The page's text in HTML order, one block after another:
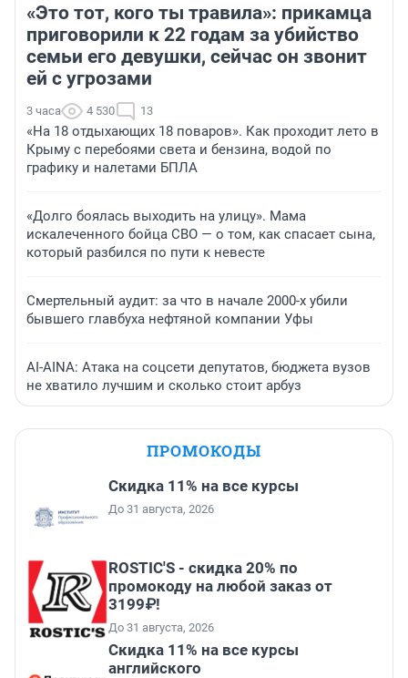
«Это тот, кого ты травила»: прикамца
приговорили к 22 годам за убийство
семьи его девушки, сейчас он звонит
ей с угрозами
3 часа 4 530 13
«На 18 отдыхающих 18 поваров». Как проходит лето в
Крыму с перебоями света и бензина, водой по
графику и налетами БПЛА
«Долго боялась выходить на улицу». Мама
искалеченного бойца СВО — о том, как спасает сына,
который разбился по пути к невесте
Смертельный аудит: за что в начале 2000-х убили
бывшего главбуха нефтяной компании Уфы
AI-AINA: Атака на соцсети депутатов, бюджета вузов
не хватило лучшим и сколько стоит арбуз
ПРОМОКОДЫ
Скидка 11% на все курсы
До 31 августа, 2026
ROSTIC'S - скидка 20% по
промокоду на любой заказ от
3199₽!
До 31 августа, 2026
Скидка 11% на все курсы
английского